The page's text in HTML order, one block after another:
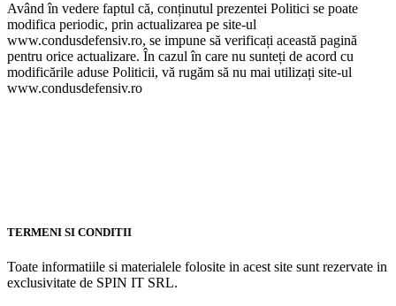
Având în vedere faptul că, conținutul prezentei Politici se poate
modifica periodic, prin actualizarea pe site-ul
www.condusdefensiv.ro, se impune să verificați această pagină
pentru orice actualizare. În cazul în care nu sunteți de acord cu
modificările aduse Politicii, vă rugăm să nu mai utilizați site-ul
www.condusdefensiv.ro
TERMENI SI CONDITII
Toate informatiile si materialele folosite in acest site sunt rezervate in
exclusivitate de SPIN IT SRL.